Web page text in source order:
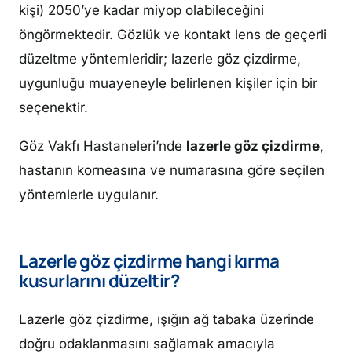
kişi) 2050’ye kadar miyop olabileceğini
öngörmektedir. Gözlük ve kontakt lens de geçerli
düzeltme yöntemleridir; lazerle göz çizdirme,
uygunluğu muayeneyle belirlenen kişiler için bir
seçenektir.
Göz Vakfı Hastaneleri’nde lazerle göz çizdirme,
hastanın korneasına ve numarasına göre seçilen
yöntemlerle uygulanır.
Lazerle göz çizdirme hangi kırma
kusurlarını düzeltir?
Lazerle göz çizdirme, ışığın ağ tabaka üzerinde
doğru odaklanmasını sağlamak amacıyla